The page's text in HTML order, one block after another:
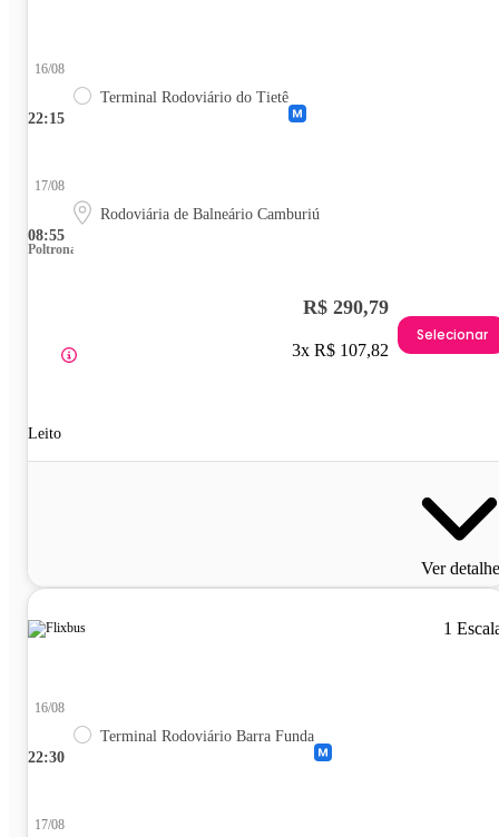
22:15
16/08
Terminal Rodoviário do Tietê
08:55
17/08
Rodoviária de Balneário Camburiú
Poltrona
Leito
R$ 290,79
3x R$ 107,82
Selecionar
Ver
1
22:30
16/08
Terminal Rodoviário Barra Funda
17/08